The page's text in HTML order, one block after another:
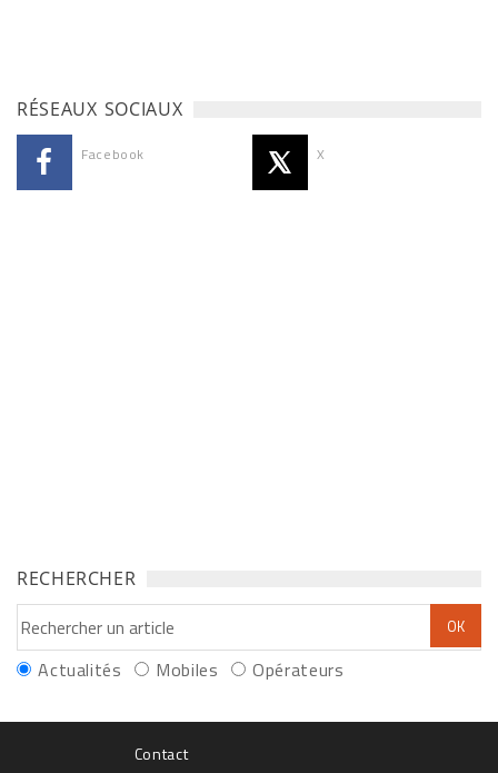
RÉSEAUX SOCIAUX
Facebook X
RECHERCHER
Actualités Mobiles Opérateurs
Contact